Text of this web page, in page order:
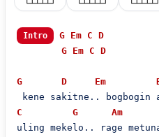
Intro G Em C D
G
Em C D
G D Em
C
G Am
uling mekelo.. rage